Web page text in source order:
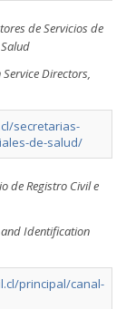
de Servicios de
Directors,
secretarias-
de-salud/
de Registro Civil e
Identification
principal/canal-